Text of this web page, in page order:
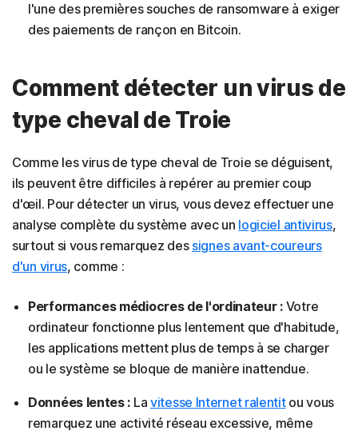
l'une des premières souches de ransomware à exiger
des paiements de rançon en Bitcoin.
Comment détecter un virus de
type cheval de Troie
Comme les virus de type cheval de Troie se déguisent,
ils peuvent être difficiles à repérer au premier coup
d'œil. Pour détecter un virus, vous devez effectuer une
analyse complète du système avec un logiciel antivirus,
surtout si vous remarquez des signes avant-coureurs
d'un virus, comme :
Performances médiocres de l'ordinateur : Votre
ordinateur fonctionne plus lentement que d'habitude,
les applications mettent plus de temps à se charger
ou le système se bloque de manière inattendue.
Données lentes : Lavitesse Internet ralentitou vous
remarquez une activité réseau excessive, même